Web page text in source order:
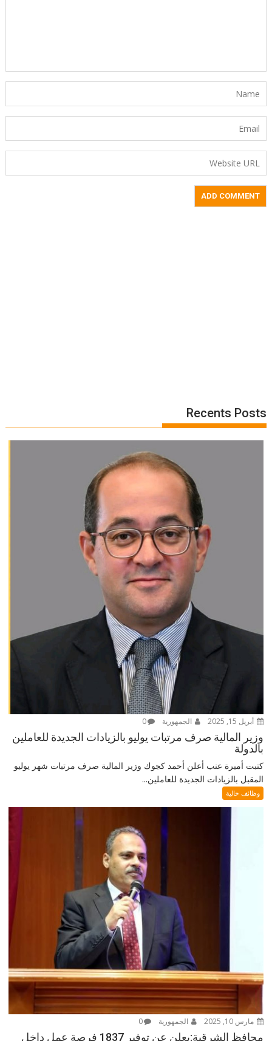
Recents Posts
أبريل 15, 2025 الجمهورية 0
وزير المالية صرف مرتبات يوليو بالزيادات الجديدة للعاملين
بالدولة
كتبت أميرة عنب أعلن أحمد كجوك وزير المالية صرف مرتبات شهر يوليو
المقبل بالزيادات الجديدة للعاملين...
وظائف خالية
مارس 10, 2025 الجمهورية 0
محافظ الشرقية:يعلن عن توفير 1837 فرصة عمل داخل